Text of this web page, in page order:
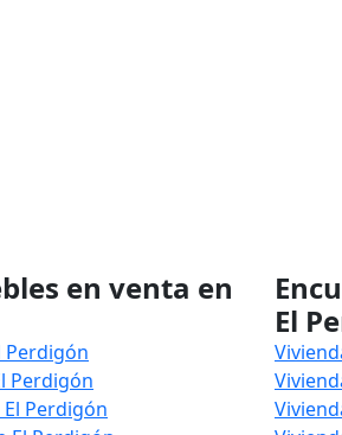
en venta en
Perdigón
Perdigón
Perdigón
El